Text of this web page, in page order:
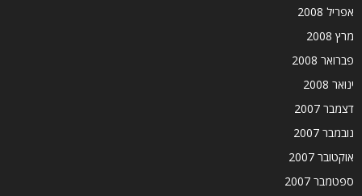
אפריל 2008
מרץ 2008
פברואר 2008
ינואר 2008
דצמבר 2007
נובמבר 2007
אוקטובר 2007
ספטמבר 2007